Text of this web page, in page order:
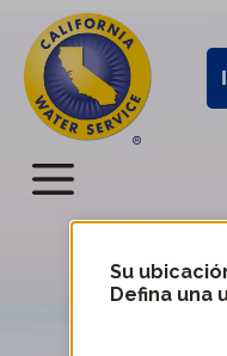
directamente
contenido
principal
Alertas
de
Cal
Water
Menú
Menú
servicio
Su
Defina una